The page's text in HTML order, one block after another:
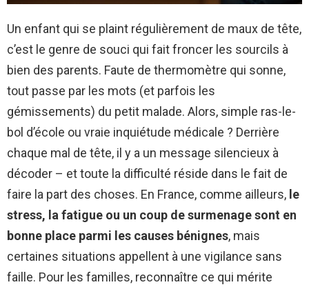
Un enfant qui se plaint régulièrement de maux de tête,
c’est le genre de souci qui fait froncer les sourcils à
bien des parents. Faute de thermomètre qui sonne,
tout passe par les mots (et parfois les
gémissements) du petit malade. Alors, simple ras-le-
bol d’école ou vraie inquiétude médicale ? Derrière
chaque mal de tête, il y a un message silencieux à
décoder – et toute la difficulté réside dans le fait de
faire la part des choses. En France, comme ailleurs, le
stress, la fatigue ou un coup de surmenage sont en
bonne place parmi les causes bénignes, mais
certaines situations appellent à une vigilance sans
faille. Pour les familles, reconnaître ce qui mérite